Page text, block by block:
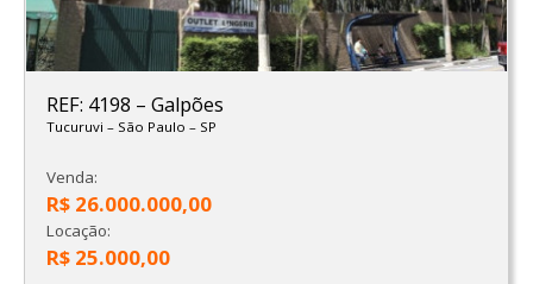
REF: 4198 – Galpões
Tucuruvi – São Paulo – SP
Venda:
R$ 26.000.000,00
Locação:
R$ 25.000,00